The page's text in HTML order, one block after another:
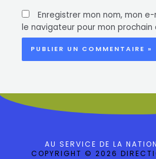
Enregistrer mon nom, mon
le navigateur pour mon prochain
AU SERVICE DE LA
COPYRIGHT © 2026